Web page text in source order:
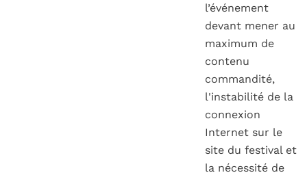
l’événement
devant mener au
maximum de
contenu
commandité,
l'instabilité de la
connexion
Internet sur le
site du festival et
la nécessité de